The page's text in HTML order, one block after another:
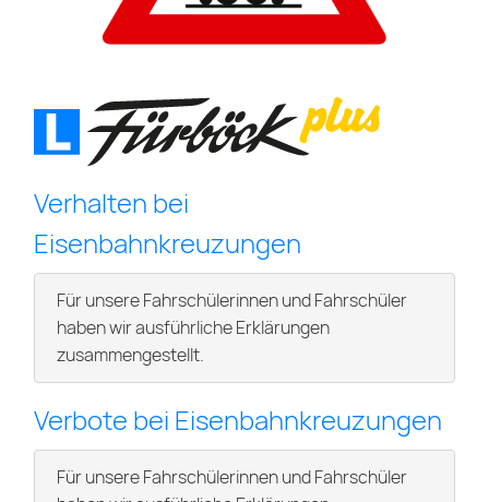
Verhalten bei
Eisenbahnkreuzungen
Für unsere Fahrschülerinnen und Fahrschüler
haben wir ausführliche Erklärungen
zusammengestellt.
Verbote bei Eisenbahnkreuzungen
Für unsere Fahrschülerinnen und Fahrschüler